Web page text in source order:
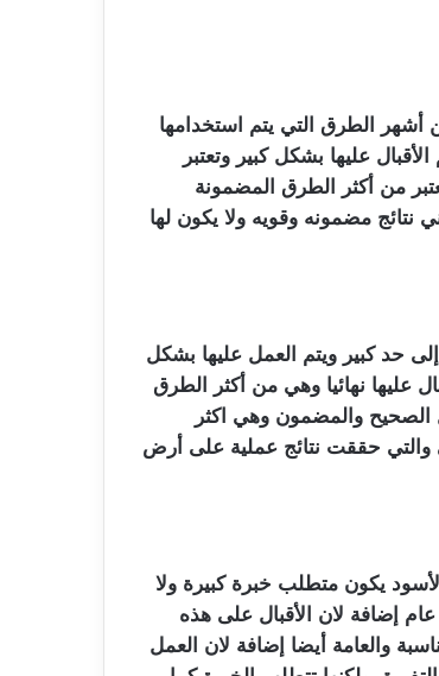
أشهر الطرق التي يتم استخدامها
عليها بشكل كبير وتعتبر
من أكثر الطرق المضمونة
نتائج مضمونه وقويه ولا يكون لها
حد كبير ويتم العمل عليها بشكل
عليها نهائيا وهي من أكثر الطرق
الصحيح والمضمون وهي اكثر
والتي حققت نتائج عملية على أرض
يكون متطلب خبرة كبيرة ولا
إضافة لان الأقبال على هذه
والعامة أيضا إضافة لان العمل